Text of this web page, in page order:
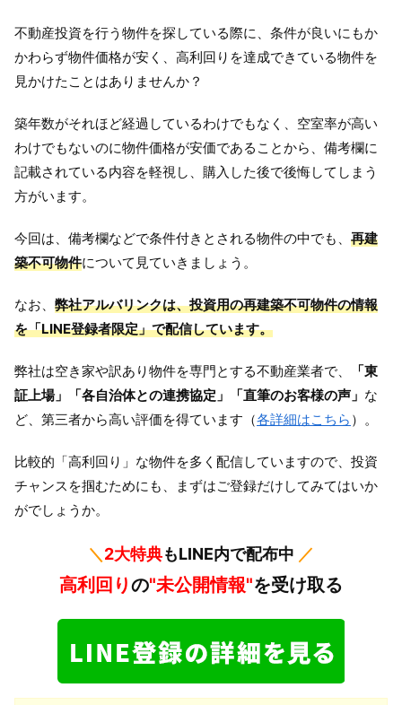
不動産投資を行う物件を探している際に、条件が良いにもか
かわらず物件価格が安く、高利回りを達成できている物件を
見かけたことはありませんか？
築年数がそれほど経過しているわけでもなく、空室率が高い
わけでもないのに物件価格が安価であることから、備考欄に
記載されている内容を軽視し、購入した後で後悔してしまう
方がいます。
今回は、備考欄などで条件付きとされる物件の中でも、 再建
築不可物件について見ていきましょう。
なお、 弊社アルバリンクは、投資用の再建築不可物件の情報
を「LINE登録者限定」で配信しています。
弊社は空き家や訳あり物件を専門とする不動産業者で、
「東
証上場」「各自治体との連携協定」「直筆のお客様の声」 な
ど、第三者から高い評価を得ています（各詳細はこちら ）。
比較的「高利回り」な物件を多く配信していますので、投資
チャンスを掴むためにも、まずはご登録だけしてみてはいか
がでしょうか。
＼ 2大特典もLINE内で配布中 ／
高利回りの"未公開情報"を受け取る